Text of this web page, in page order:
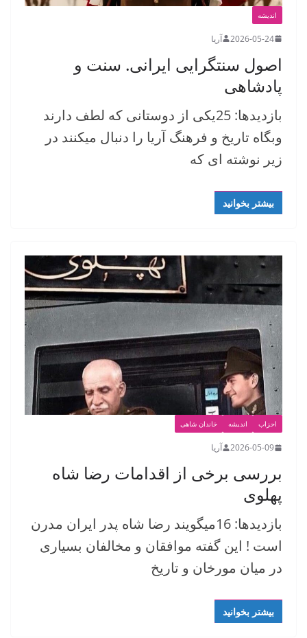
اندیشه
2026-05-24 آریا
اصول سنتگرایی ایرانی. سنت و
پادشاهی
بازدیدها: 25یکی از دوستانی که لطف دارند
وبگاه تاریخ و فرهنگ آریا را دنبال میکنند در
زیر نوشته ای که
بیشتر بخوانید
احزاب اندیشه خاندان شاهی
2026-05-09 آریا
بررسی برخی از اقدامات رضا شاه
پهلوی
بازدیدها: 16میگویند رضا شاه پدر ایران مدرن
است ! این گفته موافقان و مخالفان بسیاری
در میان مورخان و تاریخ
بیشتر بخوانید